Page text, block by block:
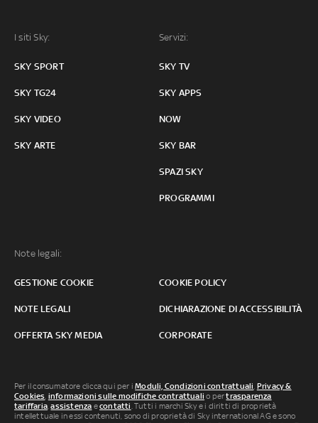
I siti Sky:
SKY SPORT
SKY TG24
SKY VIDEO
SKY ARTE
Servizi:
SKY TV
SKY APPS
NOW
SKY BAR
SPAZI SKY
PROGRAMMI
Note legali:
GESTIONE COOKIE COOKIE POLICY
NOTE LEGALI DICHIARAZIONE DI ACCESSIBILITÀ
OFFERTA SKY MEDIA CORPORATE
Per il consumatore clicca qui per iModuli, Condizioni contrattuali, Privacy &
Cookies, informazioni sulle modifiche contrattuali o pertrasparenza
tariffaria,assistenza econtatti. Tutti i marchi Sky e i diritti di proprietà
intellettuale in essi contenuti, sono di proprietà di Sky international AG e sono